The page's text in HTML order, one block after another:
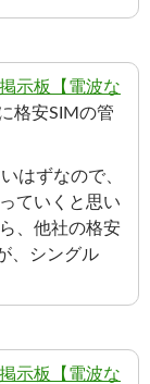
示板【電波な
格安SIMの管
はずなので、
ていくと思い
、他社の格安
、シングル
示板【電波な